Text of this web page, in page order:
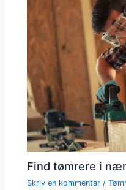
Find tømrere i
Skriv en kommentar /